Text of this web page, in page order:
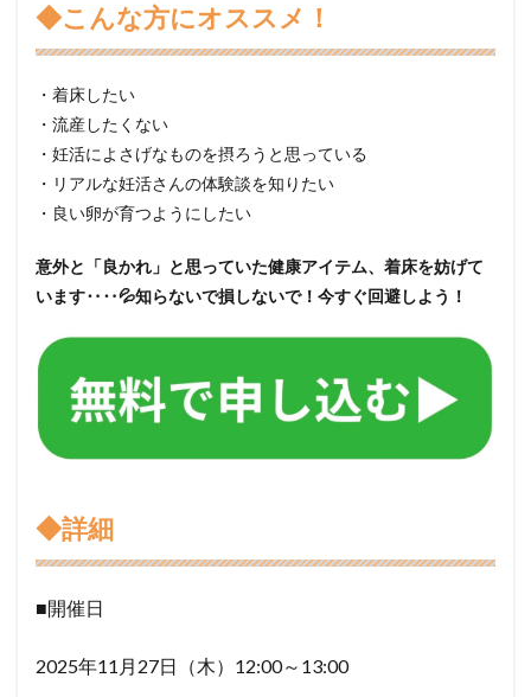
◆こんな方にオススメ！
・着床したい
・流産したくない
・妊活によさげなものを摂ろうと思っている
・リアルな妊活さんの体験談を知りたい
・良い卵が育つようにしたい
意外と「良かれ」と思っていた健康アイテム、着床を妨げて
います‥‥💦知らないで損しないで！今すぐ回避しよう！
◆詳細
■開催日
2025年11月27日（木）12:00～13:00